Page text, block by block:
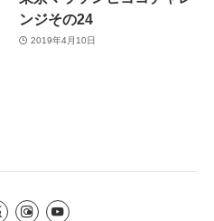
ンジその24
2019年4月10日